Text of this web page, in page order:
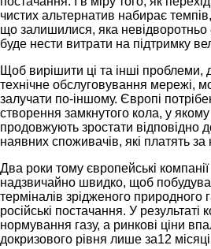
чистих альтернатив набирає темпів,
що залишилися, яка невідворотньо
буде нести витрати на підтримку
Щоб вирішити ці та інші проблеми,
технічне обслуговування мережі,
залучати по-іншому. Європі
створення замкнутого кола, у
продовжують зростати відповідно
наявних споживачів, які платять за
Два роки тому європейські
надзвичайно швидко, щоб
терміналів зрідженого природного
російські постачання. У результаті
нормування газу, а ринкові ціни
докризового рівня лише за12